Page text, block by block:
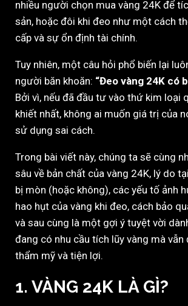
nhiều người chọn mua vàng 24K để
sản, hoặc đôi khi đeo như một cách
cấp và sự ổn định tài chính.
Tuy nhiên, một câu hỏi phổ biến lại
người băn khoăn: “Đeo vàng 24K có
Bởi vì, nếu đã đầu tư vào thứ kim loại
khiết nhất, không ai muốn giá trị của
sử dụng sai cách.
Trong bài viết này, chúng ta sẽ cùng
sâu về bản chất của vàng 24K, lý do
bị mòn (hoặc không), các yếu tố ảnh
hao hụt của vàng khi đeo, cách bảo
và sau cùng là một gợi ý tuyệt vời
đang có nhu cầu tích lũy vàng mà vẫn
thẩm mỹ và tiện lợi.
1. VÀNG 24K LÀ GÌ?